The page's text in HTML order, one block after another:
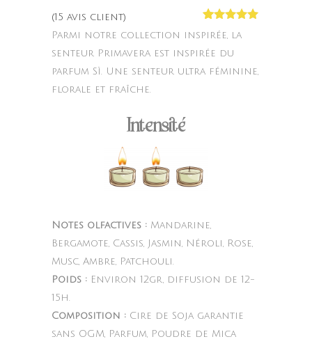
Noté
sur 5
basé sur
client
(15 avis client)
Parmi notre collection inspirée, la
senteur Primavera est inspirée du
parfum Sì. Une senteur ultra féminine,
florale et fraîche.
Intensité
Notes olfactives : Mandarine,
Bergamote, Cassis, Jasmin, Néroli, Rose,
Musc, Ambre, Patchouli.
Poids : Environ 12gr, diffusion de 12-
15h.
Composition : Cire de Soja garantie
sans OGM, Parfum, Poudre de Mica